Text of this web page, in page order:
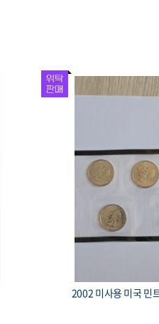
2002 미사용 미국 민